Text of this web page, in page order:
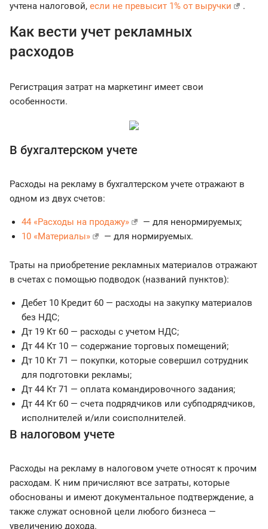
учтена налоговой, если не превысит 1% от выручки .
Как вести учет рекламных
расходов
Регистрация затрат на маркетинг имеет свои
особенности.
В бухгалтерском учете
Расходы на рекламу в бухгалтерском учете отражают в
одном из двух счетов:
44 «Расходы на продажу»
— для ненормируемых;
10 «Материалы»
— для нормируемых.
Траты на приобретение рекламных материалов отражают
в счетах с помощью подводок (названий пунктов):
Дебет 10 Кредит 60 — расходы на закупку материалов
без НДС;
Дт 19 Кт 60 — расходы с учетом НДС;
Дт 44 Кт 10 — содержание торговых помещений;
Дт 10 Кт 71 — покупки, которые совершил сотрудник
для подготовки рекламы;
Дт 44 Кт 71 — оплата командировочного задания;
Дт 44 Кт 60 — счета подрядчиков или субподрядчиков,
исполнителей и/или соисполнителей.
В налоговом учете
Расходы на рекламу в налоговом учете относят к прочим
расходам. К ним причисляют все затраты, которые
обоснованы и имеют документальное подтверждение, а
также служат основной цели любого бизнеса —
увеличению дохода.